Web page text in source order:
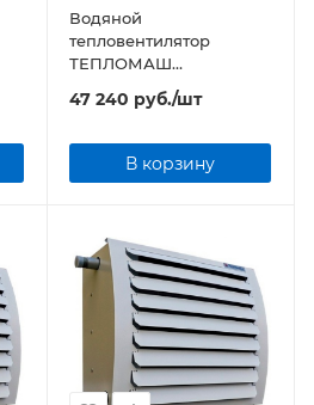
Водяной
тепловентилятор
ТЕПЛОМАШ
КЭВ-49T3,5W2 серии TW
47 240 руб./шт
В корзину